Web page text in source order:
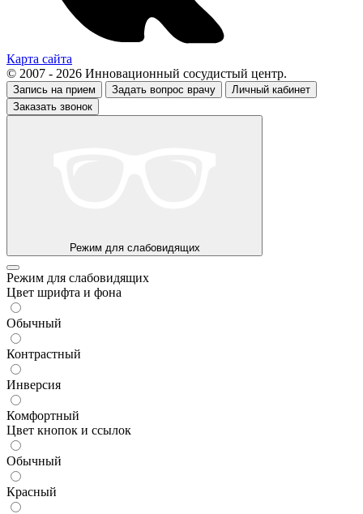
Карта сайта
© 2007 - 2026 Инновационный сосудистый центр.
Запись на прием Задать вопрос врачу
Личный кабинет
Заказать звонок
Режим для слабовидящих
Режим для слабовидящих
Цвет шрифта и фона
Обычный
Контрастный
Инверсия
Комфортный
Цвет кнопок и ссылок
Обычный
Красный